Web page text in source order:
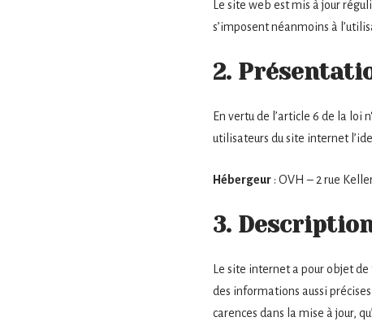
Le site web est mis à jour
s’imposent néanmoins à
2.
En vertu de l’article 6 de la loi
utilisateurs du site internet
Hébergeur : OVH – 2 rue
3.
Le site internet a pour objet
des informations aussi
carences dans la mise à jour,